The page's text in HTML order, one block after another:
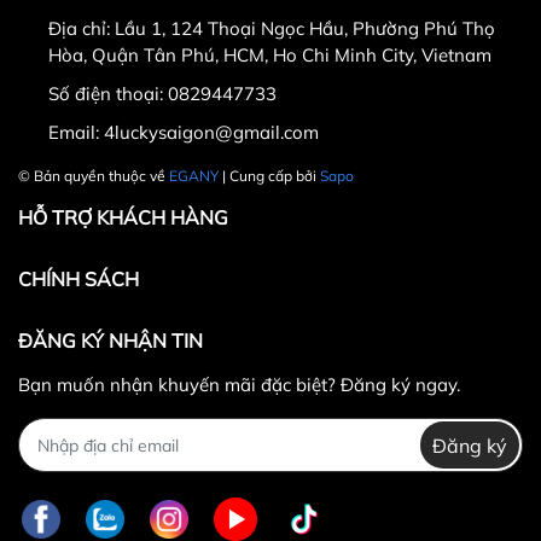
Lưu ý:
0829447733
ngày nhận hàng.
Thời gian được tính từ thời điểm xuất hóa đơn.
Sản phẩm chưa qua sử dụng, không bị dơ bẩn, còn
nguyên tem mác, hộp / bao bì sản phẩm đi kèm
(nếu có).
Sản phẩm được chọn để đổi phải có
Không hoàn lại tiền thừa
phẩm đổi.
Địa chỉ: Lầu 1, 124 Thoại Ngọc Hầu, Phường Phú Thọ
Hòa, Quận Tân Phú, HCM, Ho Chi Minh City, Vietnam
Số điện thoại: 0829447733
Email: 4luckysaigon@gmail.com
© Bản quyền thuộc về EGANY| Cung cấp bởi Sapo
HỖ TRỢ KHÁCH HÀNG
CHÍNH SÁCH
ĐĂNG KÝ NHẬN TIN
Bạn muốn nhận khuyến mãi đặc biệt? Đăng ký ngay.
Đăng ký